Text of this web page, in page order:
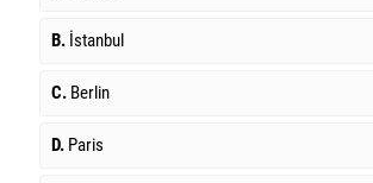
B. İstanbul
C. Berlin
D. Paris